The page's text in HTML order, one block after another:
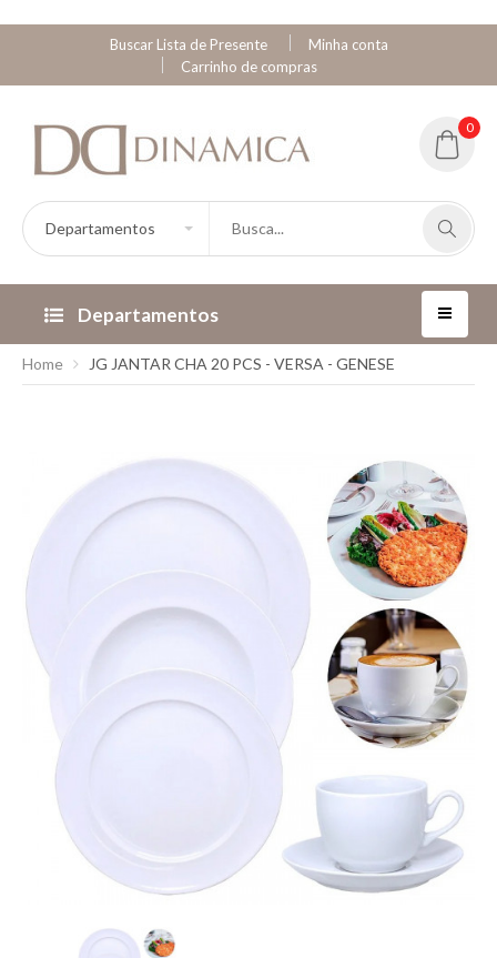
Buscar Lista de Presente
Minha conta
Carrinho de compras
0
Departamentos
Home JG JANTAR CHA 20 PCS - VERSA - GENESE